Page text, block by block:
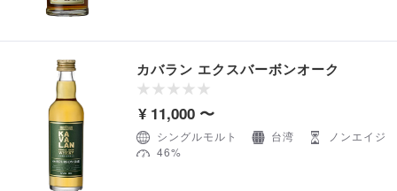
カバラン エクスバーボンオーク
¥ 11,000 〜
シングルモルト 台湾
ノンエイジ
46%